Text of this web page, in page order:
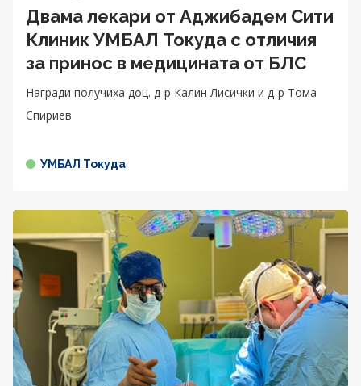
Двама лекари от Аджибадем Сити
Клиник УМБАЛ Токуда с отличия
за принос в медицината от БЛС
Награди получиха доц. д-р Калин Лисички и д-р Тома
Спириев
УМБАЛ Токуда